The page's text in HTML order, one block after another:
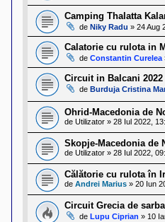
Camping Thalatta
de Niky Radu » 24 Aug
Calatorie cu rulota in
de Constantin Curelea
Circuit in Balcani 2022
de Burduja Cristina
Ohrid-Macedonia de
de Utilizator » 28 Iul 2022,
Skopje-Macedonia de
de Utilizator » 28 Iul 2022,
Călătorie cu rulota în
de Andrei Marius » 20 Iun
Circuit Grecia de
de Lupu Ciprian » 10